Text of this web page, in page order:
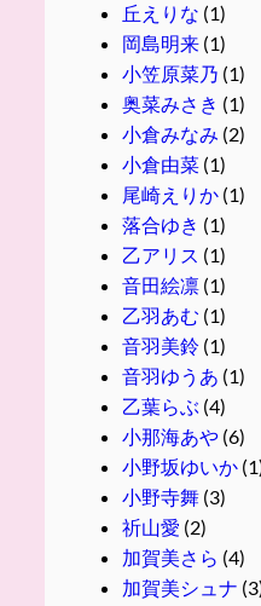
丘えりな (1)
岡島明来(1)
小笠原菜乃 (1)
奥菜みさき (1)
小倉みなみ (2)
小倉由菜(1)
尾崎えりか(1)
落合ゆき (1)
乙アリス (1)
音田絵凛(1)
乙羽あむ (1)
音羽美鈴(1)
音羽ゆうあ (1)
乙葉らぶ (4)
小那海あや(6)
小野坂ゆいか
小野寺舞(3)
祈山愛 (2)
加賀美さら (4)
加賀美シュナ